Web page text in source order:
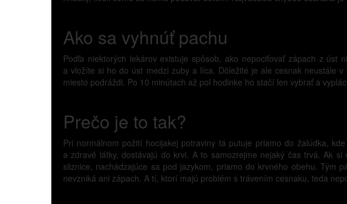
Ako sa vyhnúť pachu
Podľa niektorých lekárov existuje spôsob, ako nepociťovať zápach z
a vložíte si ho do úst medzi zuby a líca. Dôležité je ale cesnak neustále
miesto podráždi. Po 10 minútach až pol hodinke ho stačí len vybrať a
Prečo je to tak?
Pri normálnom požití hocijakej potraviny tá putuje priamo do žalúdka,
a zdravé látky, dostávajú do krvi. A to samozrejme nejaký čas trvá. Ak
sliznice, nachádzajúce sa pod jazykom, priamo do krvného obehu. Tým
nevzniká ani zápach. A tí, ktorí majú problém s trávením cesnaku, teda